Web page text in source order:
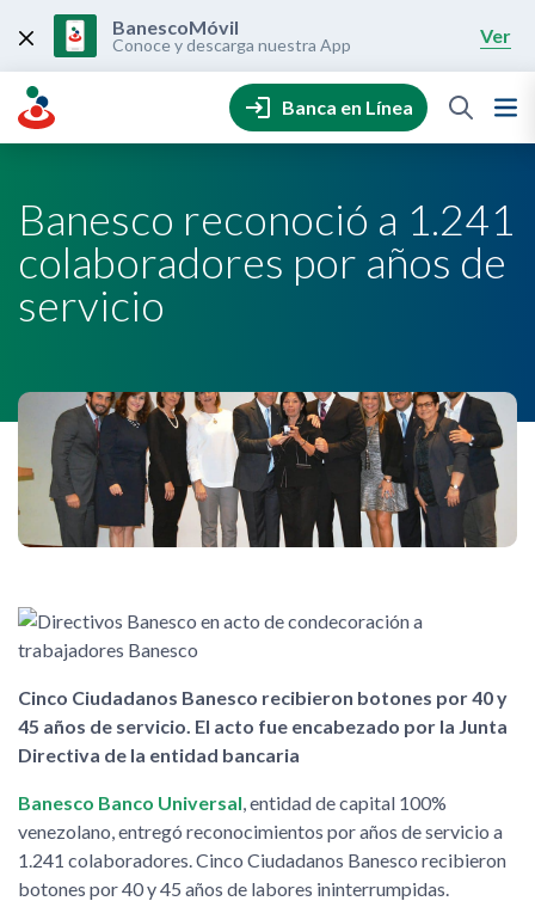
content
BanescoMóvil
Conoce y descarga nuestra App Ver
Banca en Línea
Banesco reconoció a 1.241
colaboradores por años de
servicio
Cinco Ciudadanos Banesco recibieron botones por 40 y
45 años de servicio. El acto fue encabezado por la Junta
Directiva de la entidad bancaria
Banesco Banco Universal , entidad de capital 100%
venezolano, entregó reconocimientos por años de servicio a
1.241 colaboradores. Cinco Ciudadanos Banesco recibieron
botones por 40 y 45 años de labores ininterrumpidas.